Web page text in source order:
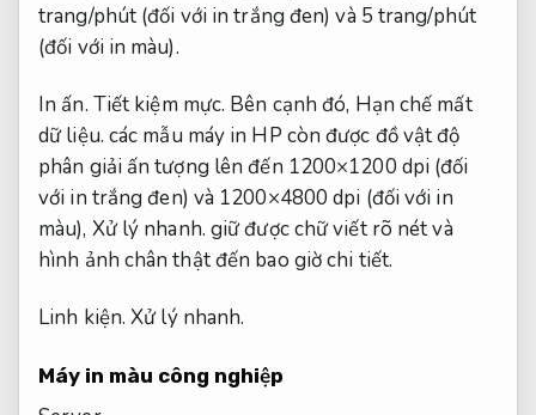
trang/phút (đối với in trắng đen) và 5 trang/phút
(đối với in màu).
In ấn. Tiết kiệm mực. Bên cạnh đó, Hạn chế mất
dữ liệu. các mẫu máy in HP còn được đồ vật độ
phân giải ấn tượng lên đến 1200×1200 dpi (đối
với in trắng đen) và 1200×4800 dpi (đối với in
màu), Xử lý nhanh. giữ được chữ viết rõ nét và
hình ảnh chân thật đến bao giờ chi tiết.
Linh kiện. Xử lý nhanh.
Máy in màu công nghiệp